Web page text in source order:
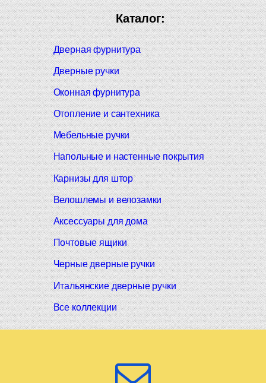
Каталог:
Дверная фурнитура
Дверные ручки
Оконная фурнитура
Отопление и сантехника
Мебельные ручки
Напольные и настенные покрытия
Карнизы для штор
Велошлемы и велозамки
Аксессуары для дома
Почтовые ящики
Черные дверные ручки
Итальянские дверные ручки
Все коллекции